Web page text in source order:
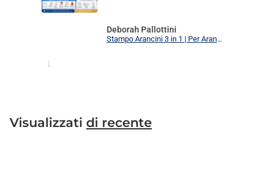
Deborah Pallottini
Stampo Arancini 3 in 1 | Per Arancini, Supplì e Polpette Uniformi | 3 Forme Intercambiabili Food Grade + Ricettario
Visualizzati di recente